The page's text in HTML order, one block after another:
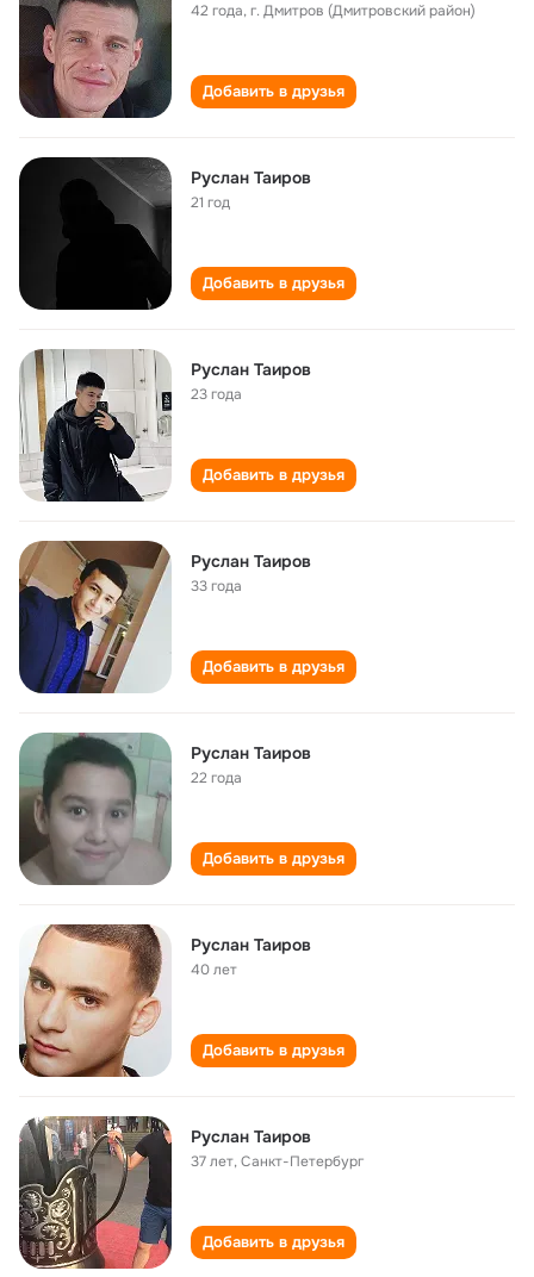
42 года,г. Дмитров (Дмитровский район)
Добавить в друзья
Руслан Таиров
21 год
Добавить в друзья
Руслан Таиров
23 года
Добавить в друзья
Руслан Таиров
33 года
Добавить в друзья
Руслан Таиров
22 года
Добавить в друзья
Руслан Таиров
40 лет
Добавить в друзья
Руслан Таиров
37 лет,Санкт-Петербург
Добавить в друзья